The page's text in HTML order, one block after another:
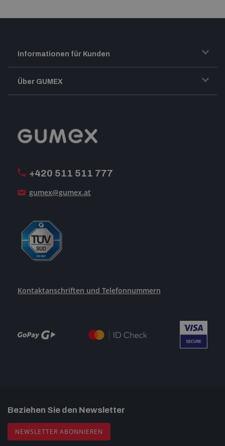
+420 511 511 777
gumex@gumex.at
Kontaktanschriften und Telefonnummern
Informationen für Kunden
Transport und Warenversand
Reklamation
Über GUMEX
GUMEX stellt sich vor
Beziehen Sie den Newsletter
NEWSLETTER ABONNIEREN